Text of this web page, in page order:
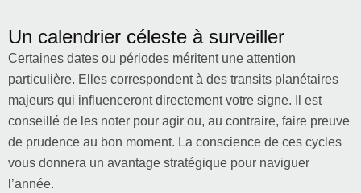
Un calendrier céleste à surveiller
Certaines dates ou périodes méritent une attention
particulière. Elles correspondent à des transits planétaires
majeurs qui influenceront directement votre signe. Il est
conseillé de les noter pour agir ou, au contraire, faire preuve
de prudence au bon moment. La conscience de ces cycles
vous donnera un avantage stratégique pour naviguer
l’année.